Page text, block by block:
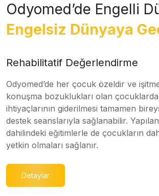
Odyomed’de Engelli
Engelsiz Dünyaya
Rehabilitatif Değerlendirme
Odyomed’de her çocuk özeldir ve
konuşma bozuklukları olan çocuklarda
ihtiyaçlarının giderilmesi tamamen
destek seanslarıyla sağlanabilir.
dahilindeki eğitimlerle de çocukların
yetkin olmaları sağlanır.
Detaylar